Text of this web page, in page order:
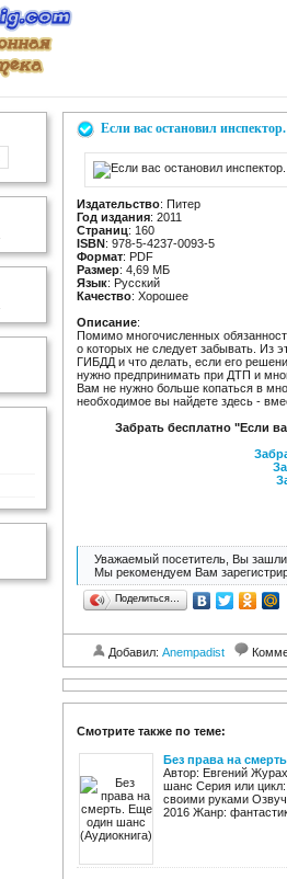
Если вас остановил
Издательство: Питер
Год издания: 2011
Страниц: 160
ISBN: 978-5-4237-0093-5
Формат: PDF
Размер: 4,69 МБ
Язык: Русский
Качество: Хорошее
Описание:
Помимо многочисленных
о которых не следует забывать. Из
ГИБДД и что делать, если его
нужно предпринимать при ДТП и
Вам не нужно больше копаться в
необходимое вы найдете здесь -
Забрать бесплатно "Если
Уважаемый посетитель, Вы зашли
Мы рекомендуем Вам
Поделиться…
Добавил: Anempadist
Смотрите также по теме:
Без права на
Автор: Евгений
шанс Серия или цикл:
своими руками
2016 Жанр: